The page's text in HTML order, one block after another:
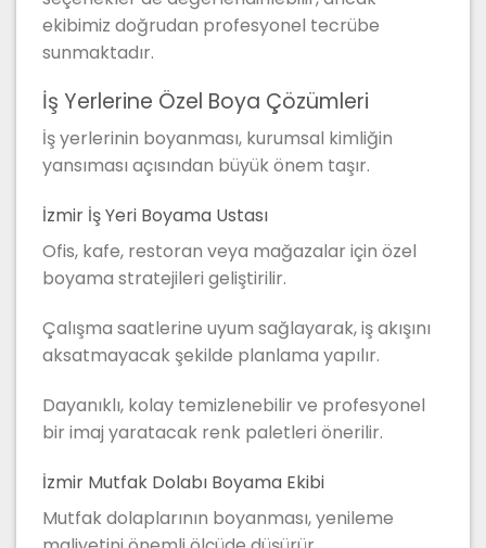
ekibimiz doğrudan profesyonel tecrübe
sunmaktadır.
İş Yerlerine Özel Boya Çözümleri
İş yerlerinin boyanması, kurumsal kimliğin
yansıması açısından büyük önem taşır.
İzmir İş Yeri Boyama Ustası
Ofis, kafe, restoran veya mağazalar için özel
boyama stratejileri geliştirilir.
Çalışma saatlerine uyum sağlayarak, iş akışını
aksatmayacak şekilde planlama yapılır.
Dayanıklı, kolay temizlenebilir ve profesyonel
bir imaj yaratacak renk paletleri önerilir.
İzmir Mutfak Dolabı Boyama Ekibi
Mutfak dolaplarının boyanması, yenileme